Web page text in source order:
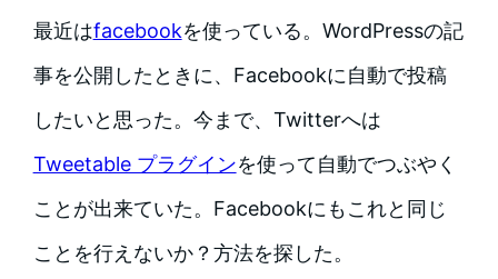
最近はfacebookを使っている。WordPressの記
事を公開したときに、Facebookに自動で投稿
したいと思った。今まで、Twitterへは
Tweetable プラグインを使って自動でつぶやく
ことが出来ていた。Facebookにもこれと同じ
ことを行えないか？方法を探した。